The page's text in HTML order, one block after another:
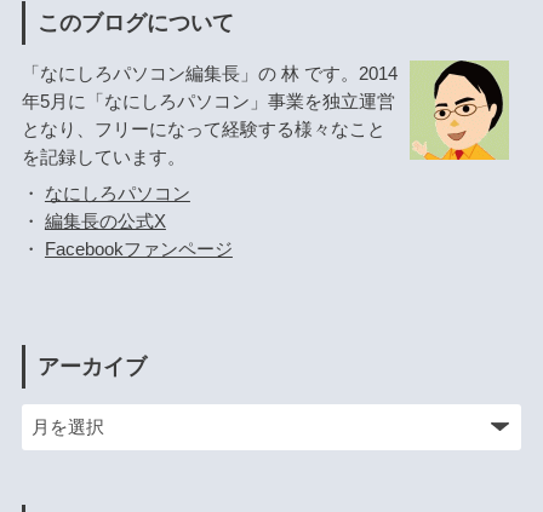
このブログについて
「なにしろパソコン編集長」の 林 です。2014
年5月に「なにしろパソコン」事業を独立運営
となり、フリーになって経験する様々なこと
を記録しています。
・ なにしろパソコン
・ 編集長の公式X
・
Facebookファンページ
アーカイブ